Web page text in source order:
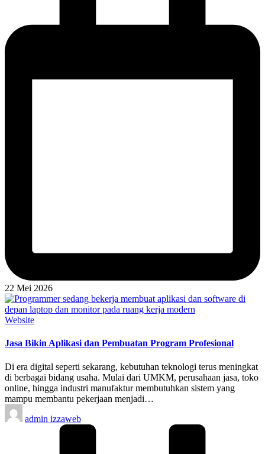
22 Mei 2026
Posted
Website
Jasa Bikin Aplikasi dan Pembuatan Program Profesional
Di era digital seperti sekarang, kebutuhan teknologi terus meningkat
di berbagai bidang usaha. Mulai dari UMKM, perusahaan jasa, toko
online, hingga industri manufaktur membutuhkan sistem yang
mampu membantu pekerjaan menjadi…
Posted
by
admin izzaweb